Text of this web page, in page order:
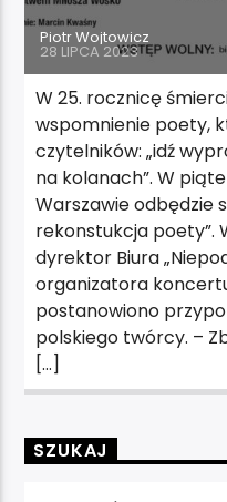
Piotr Wojtowicz
28 LIPCA 2023
W 25. rocznicę
wspomnienie poety,
czytelników: „idź
na kolanach”. W
Warszawie odbędzie
rekonstukcja poety”.
dyrektor Biura
organizatora
postanowiono
polskiego twórcy. –
[…]
SZUKAJ